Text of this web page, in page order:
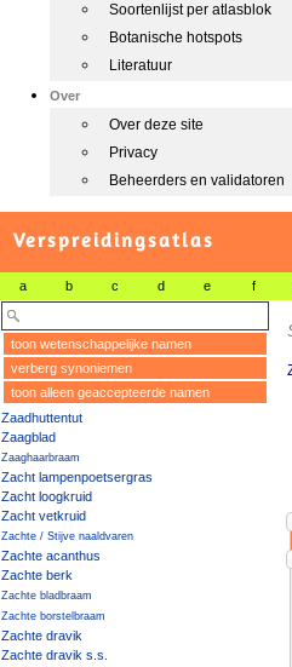
Soortenlijst per atlasblok
Botanische hotspots
Literatuur
Over
Over deze site
Privacy
Beheerders en validatoren
Verspreidingsatlas
a b c d e f
toon wetenschappelijke namen
verberg synoniemen
toon alleen geaccepteerde namen
Zaadhuttentut
Zaagblad
Zaaghaarbraam
Zacht lampenpoetsergras
Zacht loogkruid
Zacht vetkruid
Zachte / Stijve naaldvaren
Zachte acanthus
Zachte berk
Zachte bladbraam
Zachte borstelbraam
Zachte dravik
Zachte dravik s.s.